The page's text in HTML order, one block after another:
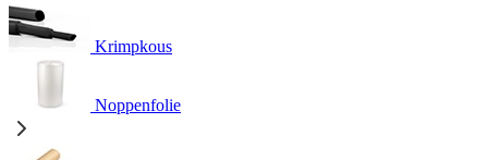
Krimpkous
Noppenfolie